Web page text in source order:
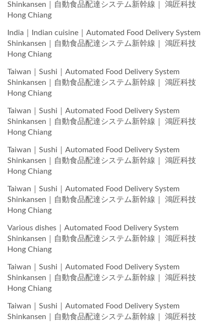
Shinkansen｜自動食品配達システム新幹線｜ 鴻匠科技
Hong Chiang
India｜Indian cuisine｜Automated Food Delivery System
Shinkansen｜自動食品配達システム新幹線｜ 鴻匠科技
Hong Chiang
Taiwan｜Sushi｜Automated Food Delivery System
Shinkansen｜自動食品配達システム新幹線｜ 鴻匠科技
Hong Chiang
Taiwan｜Sushi｜Automated Food Delivery System
Shinkansen｜自動食品配達システム新幹線｜ 鴻匠科技
Hong Chiang
Taiwan｜Sushi｜Automated Food Delivery System
Shinkansen｜自動食品配達システム新幹線｜ 鴻匠科技
Hong Chiang
Taiwan｜Sushi｜Automated Food Delivery System
Shinkansen｜自動食品配達システム新幹線｜ 鴻匠科技
Hong Chiang
Various dishes｜Automated Food Delivery System
Shinkansen｜自動食品配達システム新幹線｜ 鴻匠科技
Hong Chiang
Taiwan｜Sushi｜Automated Food Delivery System
Shinkansen｜自動食品配達システム新幹線｜ 鴻匠科技
Hong Chiang
Taiwan｜Sushi｜Automated Food Delivery System
Shinkansen｜自動食品配達システム新幹線｜ 鴻匠科技